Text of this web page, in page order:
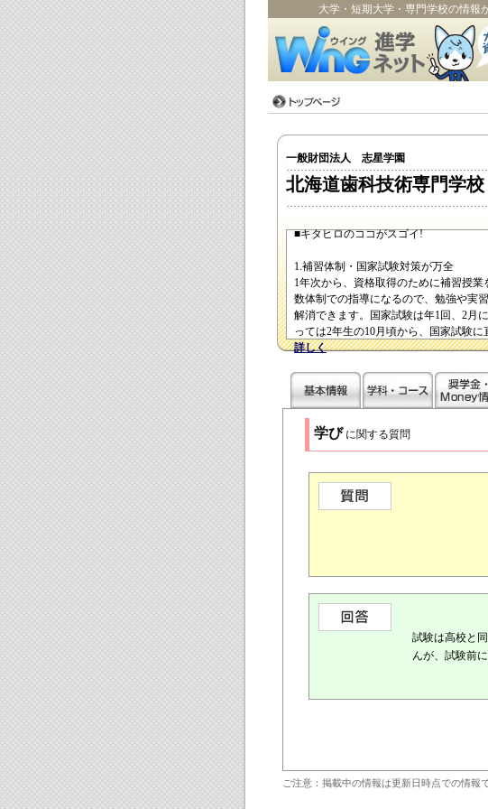
大学・短期大学・専門学校の情報
一般財団法人 志星学園
北海道歯科技術専門学校
■キタヒロのココがスゴイ!
1.補習体制・国家試験対策が万全
1年次から、資格取得のために補習授業
数体制での指導になるので、勉強や実
解消できます。国家試験は年1回、2月
っては2年生の10月頃から、国家試験に
詳しく
学び に関する質問
試験は高校と
んが、試験前
ご注意：掲載中の情報は更新日時点での情